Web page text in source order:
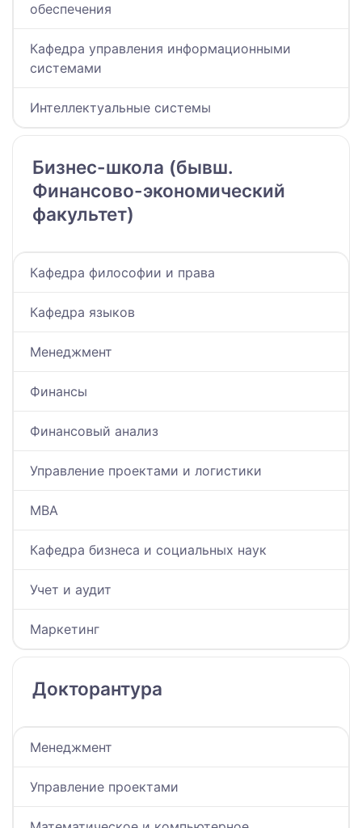
обеспечения
Кафедра управления информационными
системами
Интеллектуальные системы
Бизнес-школа (бывш.
Финансово-экономический
факультет)
Кафедра философии и права
Кафедра языков
Менеджмент
Финансы
Финансовый анализ
Управление проектами и логистики
MBA
Кафедра бизнеса и социальных наук
Учет и аудит
Маркетинг
Докторантура
Менеджмент
Управление проектами